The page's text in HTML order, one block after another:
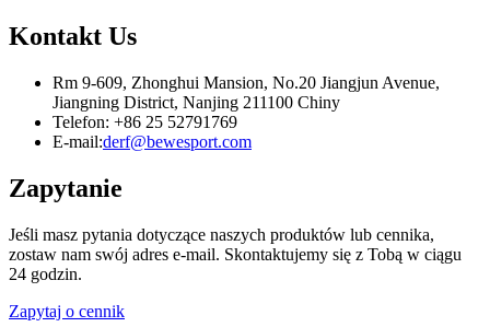
Kontakt Us
Rm 9-609, Zhonghui Mansion, No.20 Jiangjun Avenue,
Jiangning District, Nanjing 211100 Chiny
Telefon: +86 25 52791769
E-mail:derf@bewesport.com
Zapytanie
Jeśli masz pytania dotyczące naszych produktów lub cennika,
zostaw nam swój adres e-mail. Skontaktujemy się z Tobą w ciągu
24 godzin.
Zapytaj o cennik